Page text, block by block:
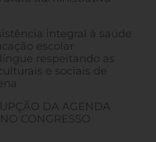
integral à saúde
escolar
respeitando as
e sociais de
DA AGENDA
CONGRESSO